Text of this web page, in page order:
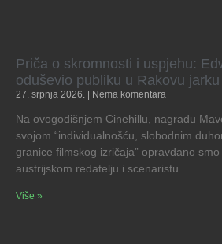
Priča o skromnosti i uspjehu:
oduševio publiku u Rakovu jarku
27. srpnja 2026. Nema komentara
Na ovogodišnjem Cinehillu, nagradu
svojom “individualnošću, slobodnim
granice filmskog izričaja” opravdano
austrijskom redatelju i scenaristu
Više »